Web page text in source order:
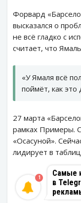
Форвард
высказался о
не всё гладко с
считает, что
«У Ямаля всё
поймёт, как это
27 марта
рамках Примеры.
«Осасуной».
лидирует в
Самые
в
1